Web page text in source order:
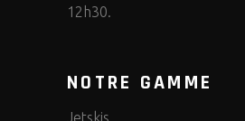
12h30.
NOTRE GAMME
Jetskis